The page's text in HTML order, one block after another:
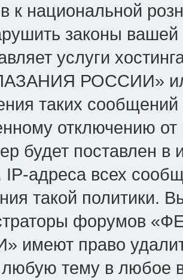
к национальной
законы
услуги
РОССИИ»
таких
отключению
будет поставлен в
адреса всех
такой политики.
форумов
имеют право
любую тему в любое